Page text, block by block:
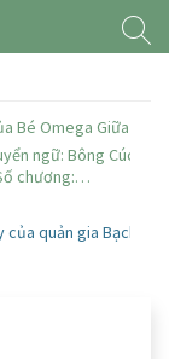
Bé Omega Giữa Các
ngữ: Bông Cúc
chương:…
quản gia Bạch sẽ